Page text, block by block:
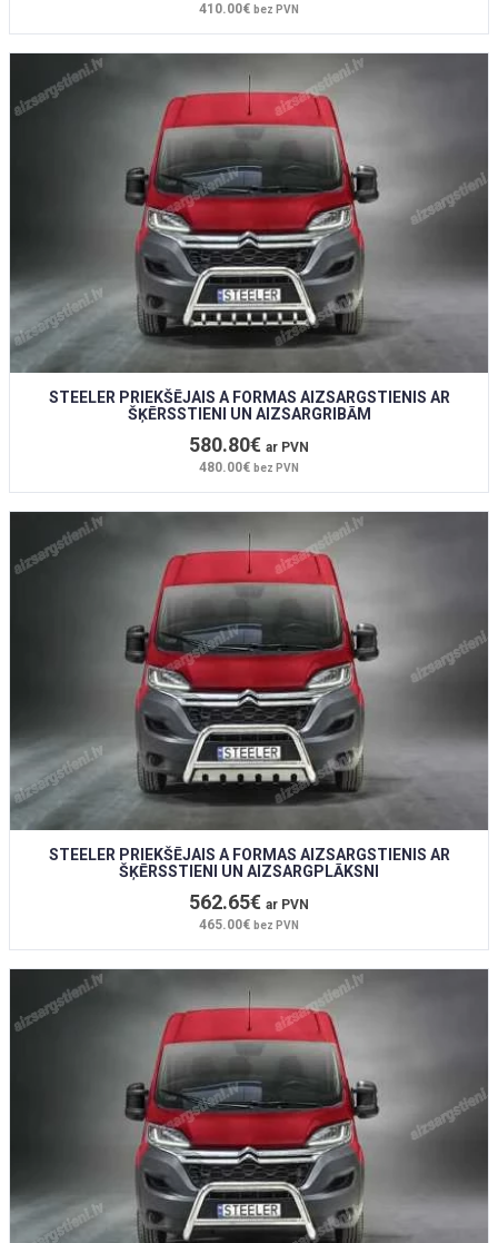
410.00€ bez PVN
STEELER PRIEKŠĒJAIS A FORMAS AIZSARGSTIENIS AR
ŠĶĒRSSTIENI UN AIZSARGRIBĀM
580.80€ ar PVN
480.00€ bez PVN
STEELER PRIEKŠĒJAIS A FORMAS AIZSARGSTIENIS AR
ŠĶĒRSSTIENI UN AIZSARGPLĀKSNI
562.65€ ar PVN
465.00€ bez PVN